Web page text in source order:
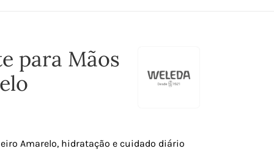
para Mãos
Amarelo, hidratação e cuidado diário